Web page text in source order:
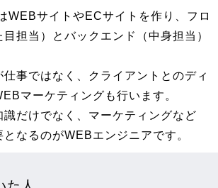
WEBサイトやECサイトを作り、フロ
担当）とバックエンド（中身担当）
事ではなく、クライアントとのディ
マーケティングも行います。
識だけでなく、マーケティングなど
なるのがWEBエンジニアです。